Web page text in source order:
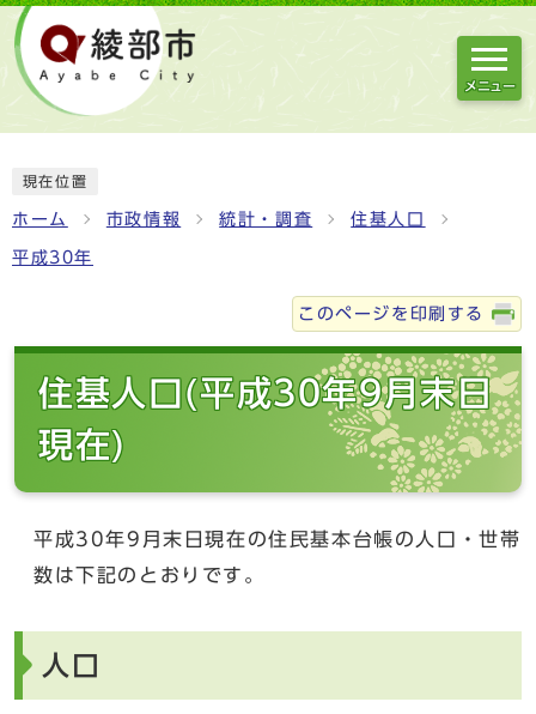
メニュー
現在位置
ホーム 市政情報 統計・調査 住基人口
平成30年
このページを印刷する
住基人口(平成30年9月末日
現在)
平成30年9月末日現在の住民基本台帳の人口・世帯
数は下記のとおりです。
人口